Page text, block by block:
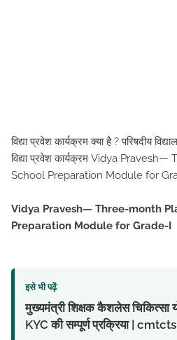
विद्या प्रवेश कार्यक्रम क्या है ? परिषदीय
विद्या प्रवेश कार्यक्रम Vidya
School Preparation Module for
Vidya Pravesh— Three-month
Preparation Module for Grade-I
इसे भी पढ़ें
मुख्यमंत्री शिक्षक कैशलेस चिकित्सा
KYC की सम्पूर्ण प्रक्रिया |